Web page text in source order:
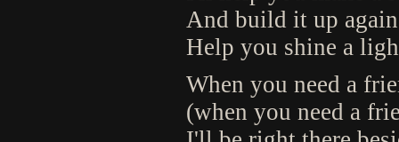
And build it up again
Help you shine a
When you need a
(when you need a